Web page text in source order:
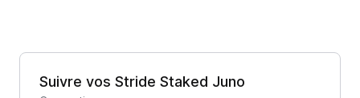
Suivre vos Stride Staked Juno